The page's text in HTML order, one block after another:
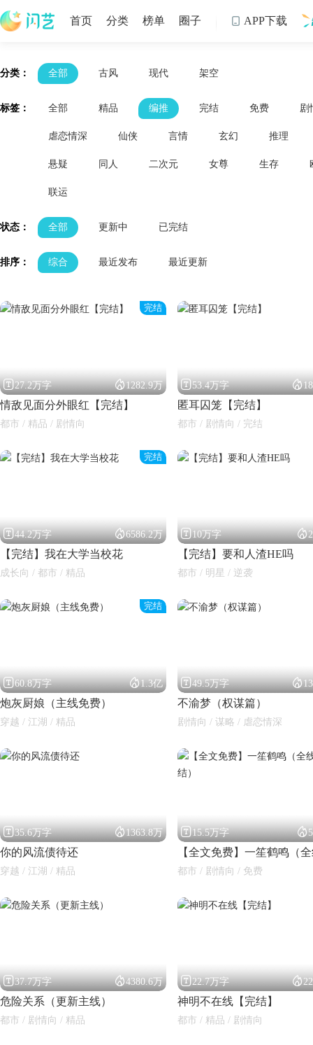
闪艺
首页 分类 榜单 圈子  APP下载
分类： 全部 古风 现代 架空
标签： 全部 精品 编推 完结 免费 剧
虐恋情深 仙侠 言情 玄幻 推理
悬疑 同人 二次元 女尊 生存
联运
状态： 全部 更新中 已完结
排序： 综合 最近发布 最近更新
完结
27.2万字 1282.9万
情敌见面分外眼红【完结】
都市 / 精品 / 剧情向
53.4万字 
匿耳囚笼【完结】
都市 / 剧情向 / 完结
完结
44.2万字 6586.2万
【完结】我在大学当校花
成长向 / 都市 / 精品
10万字 
【完结】要和人渣HE吗
都市 / 明星 / 逆袭
完结
60.8万字 1.3亿
炮灰厨娘（主线免费）
穿越 / 江湖 / 精品
49.5万字 
不渝梦（权谋篇）
剧情向 / 谋略 / 虐恋情深
35.6万字 1363.8万
你的风流债待还
穿越 / 江湖 / 精品
15.5万字 
都市 / 剧情向 / 免费
37.7万字 4380.6万
危险关系（更新主线）
都市 / 剧情向 / 精品
22.7万字 
神明不在线【完结】
都市 / 精品 / 剧情向